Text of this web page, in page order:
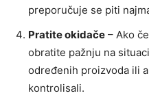
preporučuje se piti
Pratite okidače – Ako
obratite pažnju na
određenih proizvoda ili
kontrolisali.